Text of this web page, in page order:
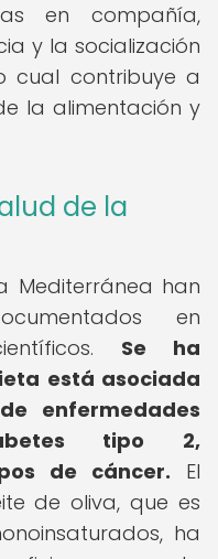
en compañía,
y la socialización
cual contribuye a
la alimentación y
de la
Mediterránea han
en
Se ha
está asociada
enfermedades
tipo 2,
de cáncer. El
de oliva, que es
ha